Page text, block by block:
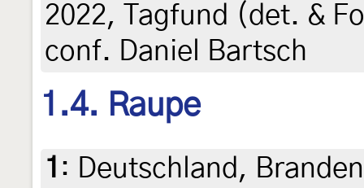
2022, Tagfund (det. &
conf. Daniel Bartsch
1.4. Raupe
1 : Deutschland,